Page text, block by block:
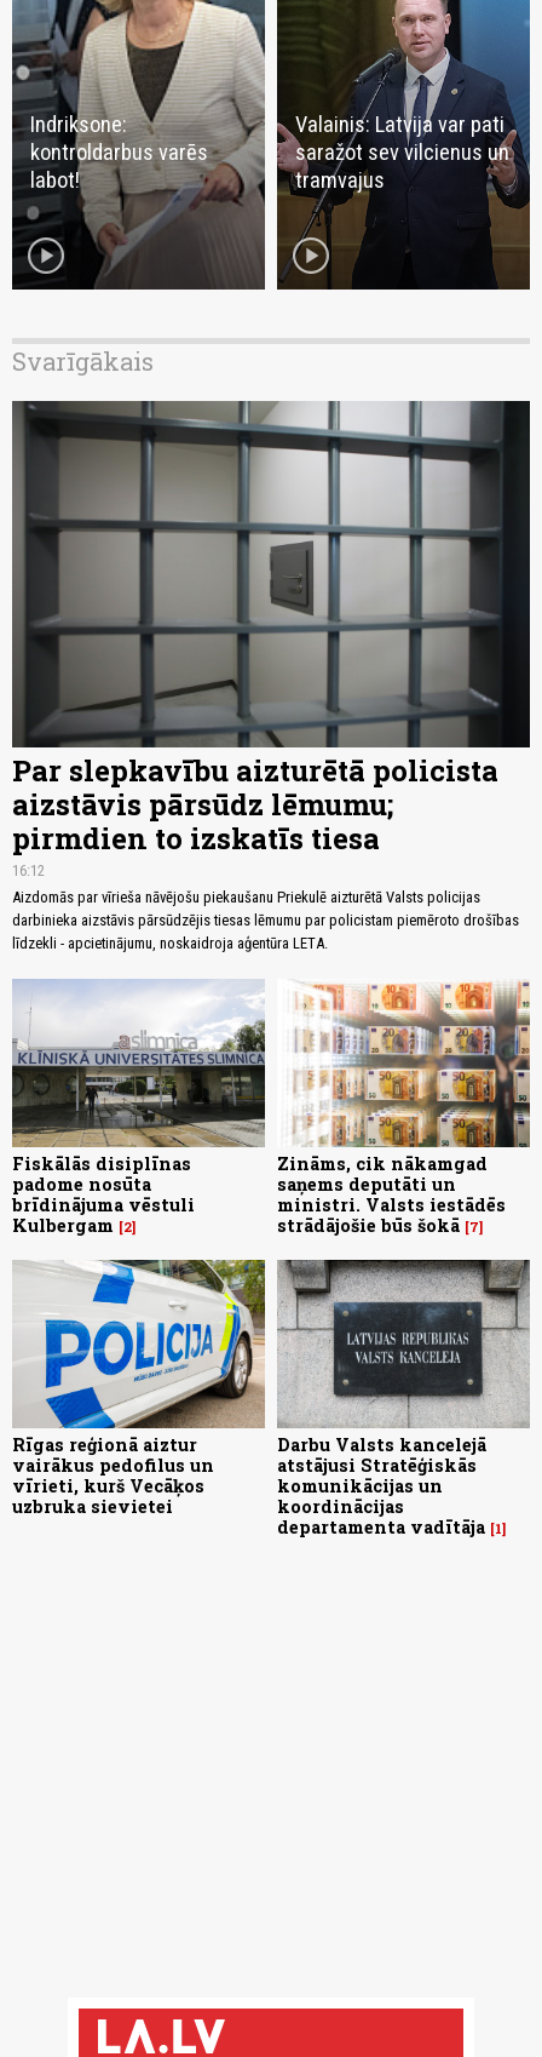
Indriksone:
kontroldarbus varēs
labot!
play_circle
Valainis: Latvija var pati
saražot sev vilcienus un
tramvajus
play_circle
Svarīgākais
Par slepkavību aizturētā policista
aizstāvis pārsūdz lēmumu;
pirmdien to izskatīs tiesa
16:12
Aizdomās par vīrieša nāvējošu piekaušanu Priekulē aizturētā Valsts policijas
darbinieka aizstāvis pārsūdzējis tiesas lēmumu par policistam piemēroto drošības
līdzekli - apcietinājumu, noskaidroja aģentūra LETA.
Fiskālās disiplīnas
padome nosūta
brīdinājuma vēstuli
Kulbergam
2
Zināms, cik nākamgad
saņems deputāti un
ministri. Valsts iestādēs
strādājošie būs šokā 7
Rīgas reģionā aiztur
vairākus pedofilus un
vīrieti, kurš Vecāķos
uzbruka sievietei
Darbu Valsts kancelejā
atstājusi Stratēģiskās
komunikācijas un
koordinācijas
departamenta vadītāja 1